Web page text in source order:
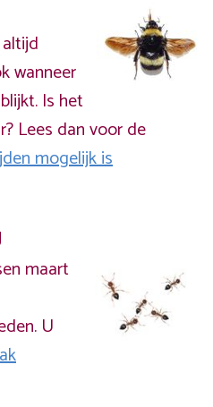
wanneer
Is het
Lees dan voor de
mogelijk is
maart
U